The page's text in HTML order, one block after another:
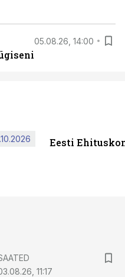
05.08.26, 14:00
Eesti
11:17